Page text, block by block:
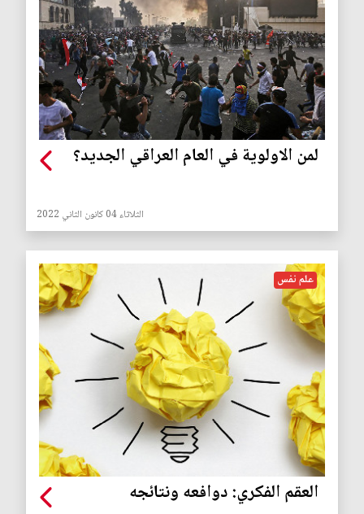
لمن الاولوية في العام العراقي الجديد؟
الثلاثاء 04 كانون الثاني 2022
علم نفس
العقم الفكري: دوافعه ونتائجه